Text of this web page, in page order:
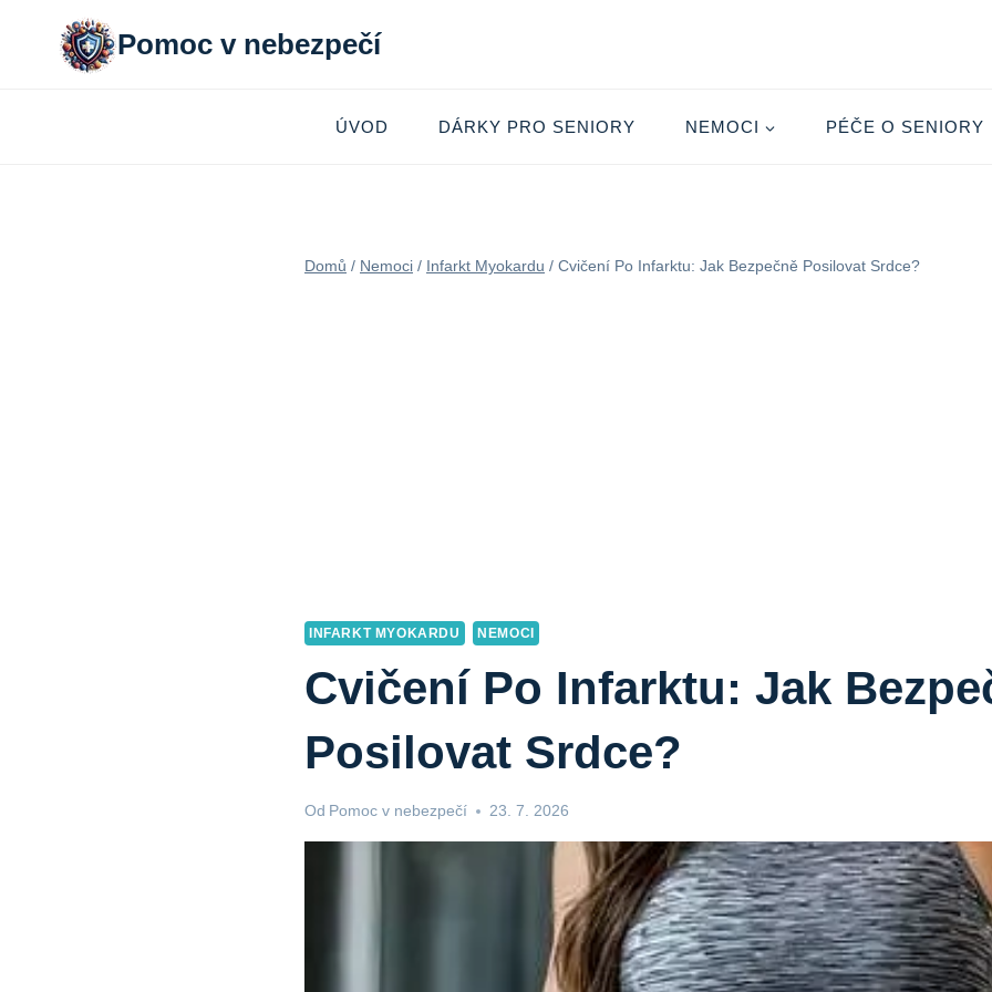
Pomoc v nebezpečí
ÚVOD DÁRKY PRO SENIORY NEMOCI PÉČE O SENIORY
Domů / Nemoci / Infarkt Myokardu / Cvičení Po Infarktu: Jak Bezpečně Posilovat Srdce?
INFARKT MYOKARDU NEMOCI
Cvičení Po Infarktu: Jak
Posilovat Srdce?
Od Pomoc v nebezpečí 23. 7. 2026